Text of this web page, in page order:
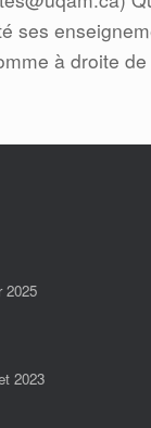
ses
à droite de
2025
2023